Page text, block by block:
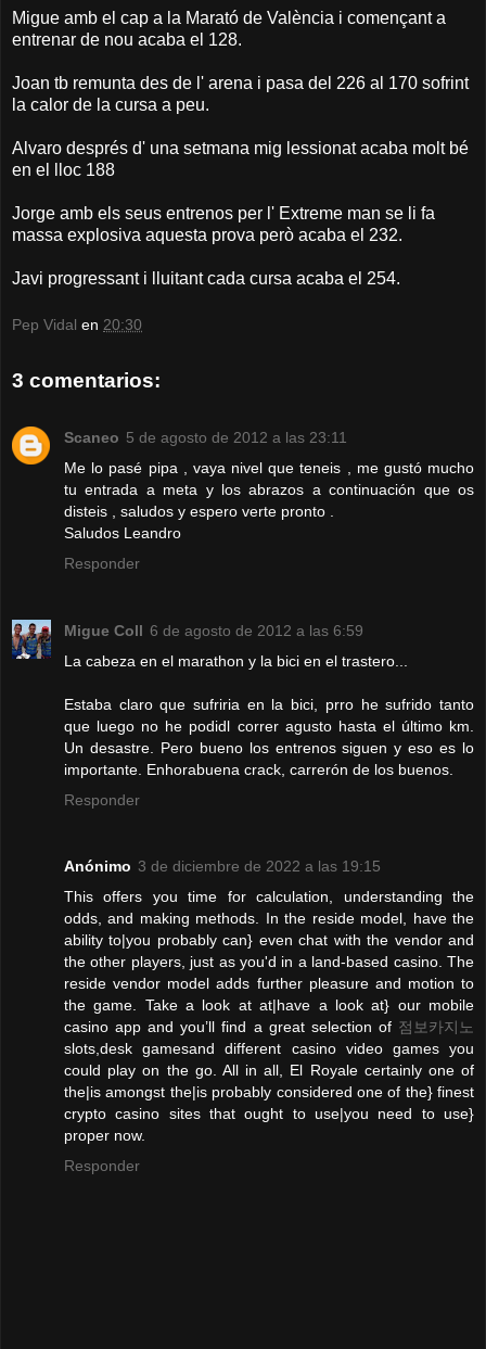
Migue amb el cap a la Marató de València i començant a
entrenar de nou acaba el 128.
Joan tb remunta des de l' arena i pasa del 226 al 170 sofrint
la calor de la cursa a peu.
Alvaro després d' una setmana mig lessionat acaba molt bé
en el lloc 188
Jorge amb els seus entrenos per l' Extreme man se li fa
massa explosiva aquesta prova però acaba el 232.
Javi progressant i lluitant cada cursa acaba el 254.
Pep Vidal en 20:30
3 comentarios:
Scaneo 5 de agosto de 2012 a las 23:11
Me lo pasé pipa , vaya nivel que teneis , me gustó mucho
tu entrada a meta y los abrazos a continuación que os
disteis , saludos y espero verte pronto .
Saludos Leandro
Responder
Migue Coll 6 de agosto de 2012 a las 6:59
La cabeza en el marathon y la bici en el trastero...
Estaba claro que sufriria en la bici, prro he sufrido tanto
que luego no he podidl correr agusto hasta el último km.
Un desastre. Pero bueno los entrenos siguen y eso es lo
importante. Enhorabuena crack, carrerón de los buenos.
Responder
Anónimo 3 de diciembre de 2022 a las 19:15
This offers you time for calculation, understanding the
odds, and making methods. In the reside model, have the
ability to|you probably can} even chat with the vendor and
the other players, just as you'd in a land-based casino. The
reside vendor model adds further pleasure and motion to
the game. Take a look at at|have a look at} our mobile
casino app and you’ll find a great selection of 점보카지노
slots,desk gamesand different casino video games you
could play on the go. All in all, El Royale certainly one of
the|is amongst the|is probably considered one of the} finest
crypto casino sites that ought to use|you need to use}
proper now.
Responder